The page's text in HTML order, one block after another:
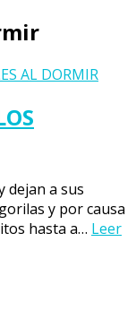
dejan a sus
y por causa
hasta a… Leer